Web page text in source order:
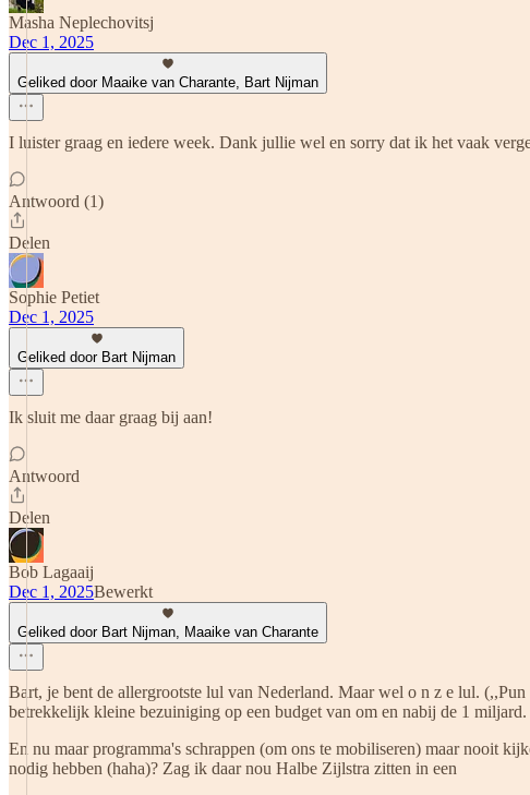
Masha Neplechovitsj
Dec 1, 2025
Geliked door Maaike van Charante, Bart Nijman
I luister graag en iedere week. Dank jullie wel en sorry dat ik het vaak
Antwoord (1)
Delen
Sophie Petiet
Dec 1, 2025
Geliked door Bart Nijman
Ik sluit me daar graag bij aan!
Antwoord
Delen
Bob Lagaaij
Dec 1, 2025Bewerkt
Geliked door Bart Nijman, Maaike van Charante
Bart, je bent de allergrootste lul van Nederland. Maar wel o n z e lul.
betrekkelijk kleine bezuiniging op een budget van om en nabij de 1 miljard.
En nu maar programma's schrappen (om ons te mobiliseren) maar nooit
nodig hebben (haha)? Zag ik daar nou Halbe Zijlstra zitten in een